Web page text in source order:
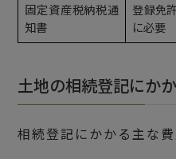
固定資産税納税通
知書
登録免
に必要
土地の相続登記にか
相続登記にかかる主な